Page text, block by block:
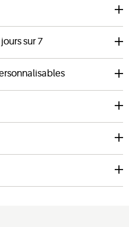
sur 7